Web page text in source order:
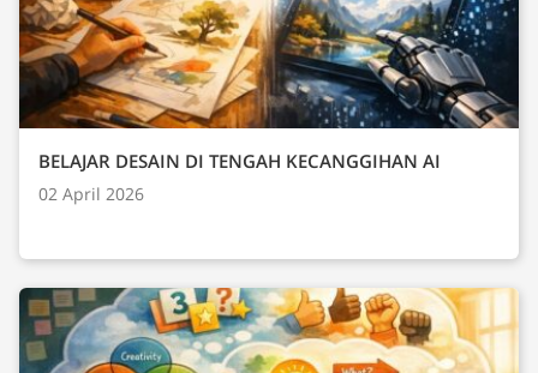
BELAJAR DESAIN DI TENGAH KECANGGIHAN AI
02 April 2026